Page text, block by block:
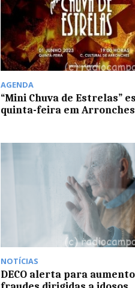
AGENDA
“Mini Chuva de Estrelas”
quinta-feira em Arronches
NOTÍCIAS
DECO alerta para